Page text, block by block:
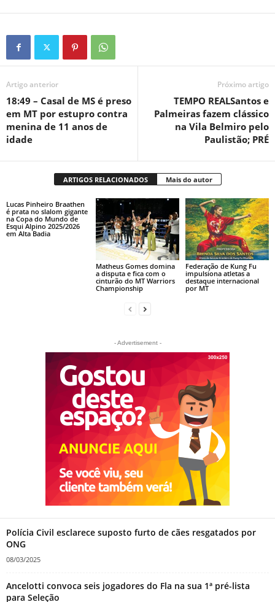
Artigo anterior
18:49 – Casal de MS é preso
em MT por estupro contra
menina de 11 anos de
idade
Próximo artigo
TEMPO REALSantos e
Palmeiras fazem clássico
na Vila Belmiro pelo
Paulistão; PRÉ
ARTIGOS RELACIONADOS Mais do autor
Lucas Pinheiro Braathen
é prata no slalom gigante
na Copa do Mundo de
Esqui Alpino 2025/2026
em Alta Badia
Matheus Gomes domina
a disputa e fica com o
cinturão do MT Warriors
Championship
Federação de Kung Fu
impulsiona atletas a
destaque internacional
por MT
- Advertisement -
Polícia Civil esclarece suposto furto de cães resgatados por
ONG
08/03/2025
Ancelotti convoca seis jogadores do Fla na sua 1ª pré-lista
para Seleção